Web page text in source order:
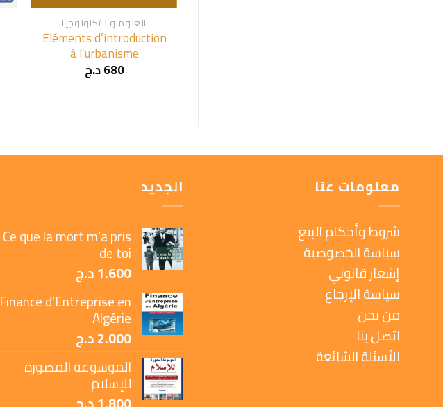
العلوم و التكنولوجيا
Eléments d’introduction
à l’urbanisme
680د.ج
معلومات عنا
شروط وأحكام البيع
سياسة الخصوصية
إشعار قانوني
سياسة الإرجاع
من نحن
اتصل بنا
الأسئلة الشائعة
الجديد
Ce que la mort m’a pris
de toi
1.600د.ج
Finance d’Entreprise en
Algérie
2.000د.ج
الموسوعة المصورة
للإسلام